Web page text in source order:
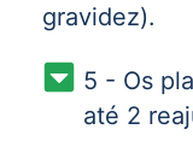
gravidez).
5 - Os
até 2